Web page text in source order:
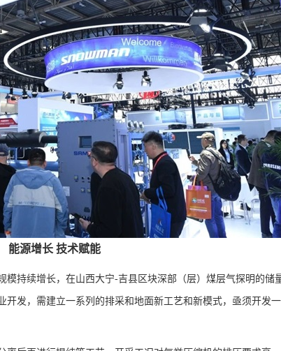
能源增长 技术赋能
持续增长，在山西大宁-吉县区块深部（层）煤层气探明的储
发，需建立一系列的排采和地面新工艺和新模式，亟须开发